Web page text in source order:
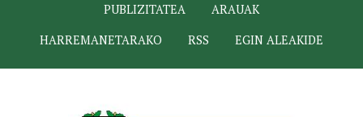
PUBLIZITATEA
ARAUAK
HARREMANETARAKO
RSS EGIN ALEAKIDE